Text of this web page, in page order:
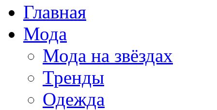
Главная
Мода
Мода на звёздах
Тренды
Одежда